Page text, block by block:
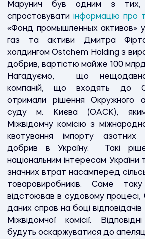
Марунич був одним з тих,
спростовувати інформацію про
«Фонд промышленных активов»
газ та активи Дмитра
холдингом Ostchem Holding з
добрив, вартістю майже 100
Нагадуємо, що нещодавно
компаній, що входять до
отримали рішення Окружного
суду м. Києва (ОАСК),
Міжвідомчу комісію з
квотування імпорту азотних
добрив в Україну. Такі
національним інтересам
значних втрат насамперед
товаровиробників. Саме
відстоював в судовому
даних справ на боці відповідачів
Міжвідомчої комісії.
будуть оскаржуватися до